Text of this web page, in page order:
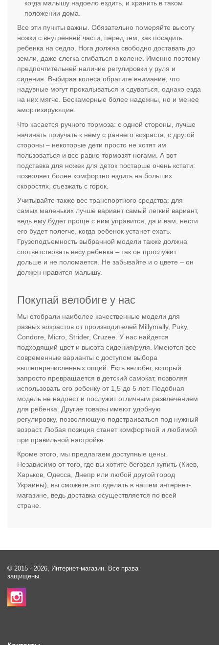
когда малышу надоело ездить, и хранить в таком
положении дома.
Все эти пункты важны. Обязательно померяйте высоту
ножки с внутренней части, перед тем, как посадить
ребенка на седло. Нога должна свободно доставать до
земли, даже слегка сгибаться в колене. Именно поэтому
предпочтительней наличие регулировки у руля и
сидения. Выбирая колеса обратите внимание, что
надувные могут прокалываться и сдуваться, однако езда
на них мягче. Бескамерные более надежны, но и менее
амортизирующие.
Что касается ручного тормоза: с одной стороны, лучше
начинать приучать к нему с раннего возраста, с другой
стороны – некоторые дети просто не хотят им
пользоваться и все равно тормозят ногами. А вот
подставка для ножек для деток постарше очень кстати:
позволяет более комфортно ездить на больших
скоростях, съезжать с горок.
Учитывайте также вес транспортного средства: для
самых маленьких лучше вариант самый легкий вариант,
ведь ему будет проще с ним управится, да и вам, нести
его будет полегче, когда ребенок устанет ехать.
Грузоподъемность выбранной модели также должна
соответствовать весу ребенка – так он прослужит
дольше и не поломается. Не забывайте и о цвете – он
должен нравится малышу.
Покупай велобиге у нас
Мы отобрали наиболее качественные модели для
разных возрастов от производителей Millymally, Puky,
Condore, Micro, Strider, Cruzee. У нас найдется
подходящий цвет и высота сидения/руля. Имеются все
современные варианты с доступом выбора
вышеперечисленных опций. Есть велобег, который
запросто превращается в детский самокат, позволяя
использовать его ребенку от 1,5 до 5 лет. Подобная
модель не надоест и послужит отличным развлечением
для ребенка. Другие товары имеют удобную
регулировку, позволяющую подстраиваться под нужный
возраст. Любая позиция станет комфортной и любимой
при правильной настройке.
Кроме этого, мы предлагаем доступные цены.
Независимо от того, где вы хотите беговел купить (Киев,
Харьков, Одесса, Днепр или любой другой город
Украины), вы сможете это сделать в нашем интернет-
магазине, ведь доставка осуществляется по всей
стране.
© 2015 - 2026, Интернет-магазин. Все права
защищены.